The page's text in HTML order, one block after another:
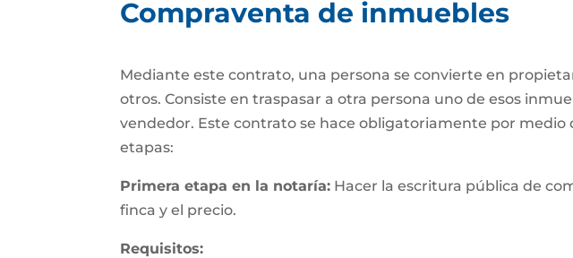
Compraventa de inmuebles
Mediante este contrato, una persona se convierte en
otros. Consiste en traspasar a otra persona uno de esos
vendedor. Este contrato se hace obligatoriamente por
etapas:
Primera etapa en la notaría: Hacer la escritura pública de
finca y el precio.
Requisitos: